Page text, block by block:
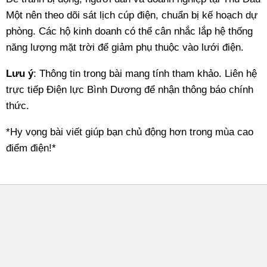
Một nên theo dõi sát lịch cúp điện, chuẩn bị kế hoạch dự
phòng. Các hộ kinh doanh có thể cân nhắc lắp hệ thống
năng lượng mặt trời để giảm phụ thuộc vào lưới điện.
Lưu ý: Thông tin trong bài mang tính tham khảo. Liên hệ
trực tiếp Điện lực Bình Dương để nhận thông báo chính
thức.
*Hy vọng bài viết giúp bạn chủ động hơn trong mùa cao
điểm điện!*